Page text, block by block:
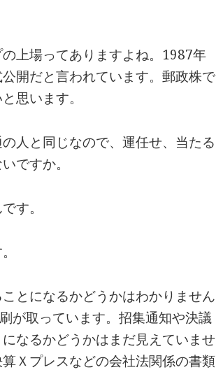
上場ってありますよね。1987年
開だと言われています。郵政株で
思います。
人と同じなので、運任せ、当たる
ですか。
す。
とになるかどうかはわかりません
が取っています。招集通知や決議
なるかどうかはまだ見えていませ
Ｘプレスなどの会社法関係の書類